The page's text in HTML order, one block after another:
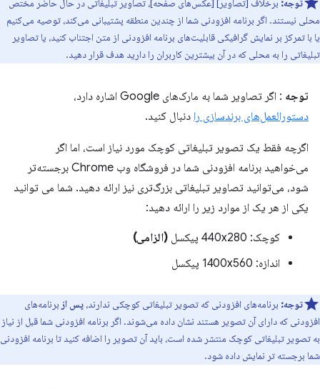
توجه: برخلاف [تصاویر] [عکس‌های صفحه]، تصاویر تبلیغاتی در حال حاضر مختص
محلی نیستند. اگر برنامه افزودنی شما از چندین منطقه پشتیبانی می‌کند، توصیه می‌کنیم
یا با تمرکز بر نمایش گرافیکی قابلیت‌های برنامه افزودنی از متن اجتناب کنید، یا تصاویر
تبلیغاتی را به محلی که در آن بیشترین کاربران را دارید هدف قرار دهید.
توجه : اگر تصاویر شما به مارک‌های Google اشاره دارد،
دستورالعمل‌های برندسازی را دنبال کنید.
اگرچه فقط یک تصویر تبلیغاتی کوچک مورد نیاز است، اما اگر
می‌خواهید برنامه افزودنی شما در فروشگاه وب Chrome برجسته‌تر
شود، می‌توانید تصاویر تبلیغاتی بزرگ‌تری نیز ارائه دهید. شما می توانید
یکی از هر یک از موارد زیر را ارائه دهید:
کوچک: 440x280 پیکسل
(الزامی)
اندازه: 1400x560 پیکسل
توجه: برنامه‌های افزودنی که تصویر تبلیغاتی کوچکی ندارند، پس از برنامه‌های
افزودنی که دارای آن تصویر هستند نشان داده می‌شوند. اگر برنامه افزودنی شما قبل از نیاز
به تصویر تبلیغاتی کوچک منتشر شده است، باید آن تصویر را اضافه کنید تا برنامه افزودنی
شما برجسته تر نمایش داده شود.